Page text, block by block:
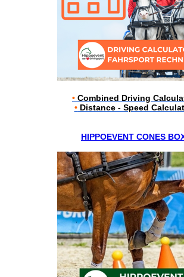
• Combined Driving
•Distance - Speed
HIPPOEVENT CONES